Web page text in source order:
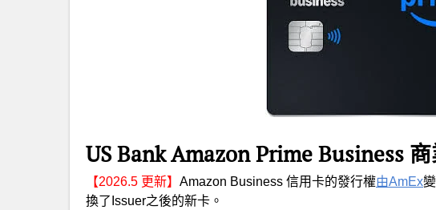
US Bank Amazon Prime Business
【2026.5 更新】 Amazon Business 信用卡的發行權由AmEx
換了Issuer之後的新卡。